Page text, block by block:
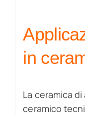
in
La ceramica
ceramico